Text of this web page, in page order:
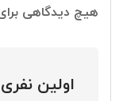
هیچ دیدگاهی
اولین